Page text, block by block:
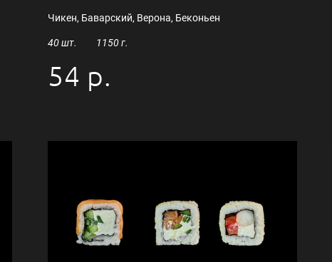
Чикен, Баварский, Верона, Беконьен
40 шт. 1150 г.
54 р.